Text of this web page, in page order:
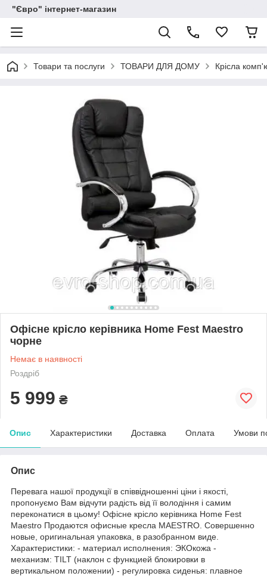
"Євро" інтернет-магазин
Товари та послуги ТОВАРИ ДЛЯ ДОМУ Крісла
Офісне крісло керівника Home Fest Maestro
чорне
Немає в наявності
Роздріб
5 999 ₴
Опис Характеристики Доставка Оплата Умови
Опис
Перевага нашої продукції в співвідношенні ціни і якості,
пропонуємо Вам відчути радість від її володіння і самим
переконатися в цьому! Офісне крісло керівника Home Fest
Maestro Продаются офисные кресла MAESTRO. Совершенно
новые, оригинальная упаковка, в разобранном виде.
Характеристики: - материал исполнения: ЭКОкожа -
механизм: TILT (наклон с функцией блокировки в
вертикальном положении) - регулировка сиденья: плавное